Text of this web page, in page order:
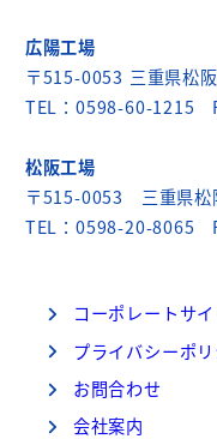
広陽工場
〒515-0053 三重県松
TEL：0598-60-1215
松阪工場
〒515-0053 三重県松
TEL：0598-20-8065
コーポレートサ
プライバシーポ
お問合わせ
会社案内